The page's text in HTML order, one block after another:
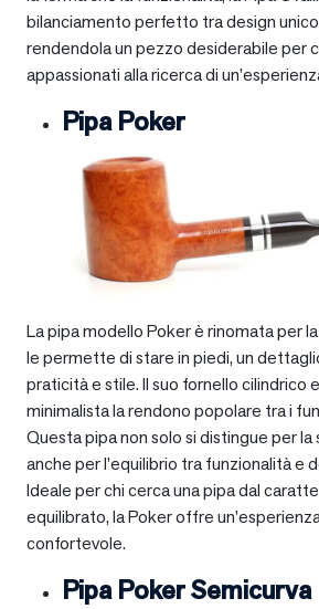
bilanciamento perfetto tra design
rendendola un pezzo desiderabile per
appassionati alla ricerca di
Pipa Poker
La pipa modello Poker è rinomata per
le permette di stare in piedi, un
praticità e stile. Il suo fornello cilindrico
minimalista la rendono popolare tra i
Questa pipa non solo si distingue per la
anche per l’equilibrio tra funzionalità e
Ideale per chi cerca una pipa dal
equilibrato, la Poker offre
confortevole.
Pipa Poker Semicurva